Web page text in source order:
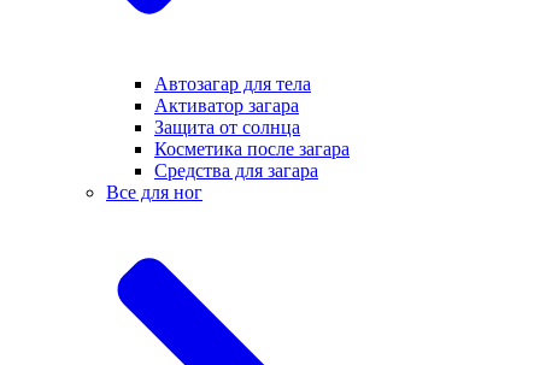
Автозагар для тела
Активатор загара
Защита от солнца
Косметика после загара
Средства для загара
Все для ног